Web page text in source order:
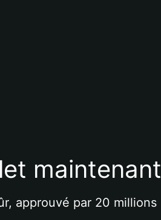
maintenant
approuvé par 20 millions